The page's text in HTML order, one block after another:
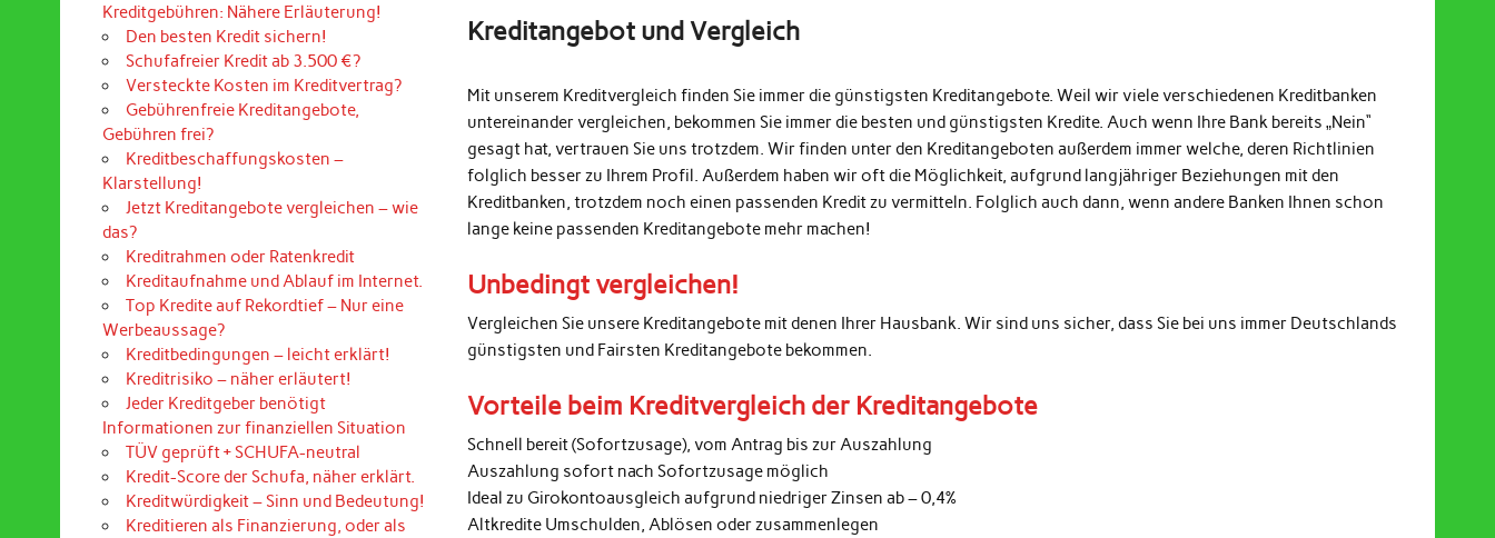
Kreditangebot und Vergleich
Mit unserem Kreditvergleich finden Sie immer die günstigsten Kreditangebote. Weil wir viele verschiedenen Kreditbanken
untereinander vergleichen, bekommen Sie immer die besten und günstigsten Kredite. Auch wenn Ihre Bank bereits „Nein“
gesagt hat, vertrauen Sie uns trotzdem. Wir finden unter den Kreditangeboten außerdem immer welche, deren Richtlinien
folglich besser zu Ihrem Profil. Außerdem haben wir oft die Möglichkeit, aufgrund langjähriger Beziehungen mit den
Kreditbanken, trotzdem noch einen passenden Kredit zu vermitteln. Folglich auch dann, wenn andere Banken Ihnen schon
lange keine passenden Kreditangebote mehr machen!
Unbedingt vergleichen!
Vergleichen Sie unsere Kreditangebote mit denen Ihrer Hausbank. Wir sind uns sicher, dass Sie bei uns immer Deutschlands
günstigsten und Fairsten Kreditangebote bekommen.
Vorteile beim Kreditvergleich der Kreditangebote
Schnell bereit (Sofortzusage), vom Antrag bis zur Auszahlung
Auszahlung sofort nach Sofortzusage möglich
Ideal zu Girokontoausgleich aufgrund niedriger Zinsen ab – 0,4%
Altkredite Umschulden, Ablösen oder zusammenlegen
Kreditgebühren: Nähere Erläuterung!
Den besten Kredit sichern!
Schufafreier Kredit ab 3.500 €?
Versteckte Kosten im Kreditvertrag?
Gebührenfreie Kreditangebote,
Gebühren frei?
Kreditbeschaffungskosten –
Klarstellung!
Jetzt Kreditangebote vergleichen – wie
das?
Kreditrahmen oder Ratenkredit
Kreditaufnahme und Ablauf im Internet.
Top Kredite auf Rekordtief – Nur eine
Werbeaussage?
Kreditbedingungen – leicht erklärt!
Kreditrisiko – näher erläutert!
Jeder Kreditgeber benötigt
Informationen zur finanziellen Situation
TÜV geprüft + SCHUFA-neutral
Kredit-Score der Schufa, näher erklärt.
Kreditwürdigkeit – Sinn und Bedeutung!
Kreditieren als Finanzierung, oder als